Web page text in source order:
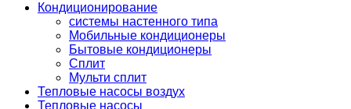
Кондиционирование
системы настенного типа
Мобильные кондиционеры
Бытовые кондиционеры
Сплит
Мульти сплит
Тепловые насосы воздух
Тепловые насосы